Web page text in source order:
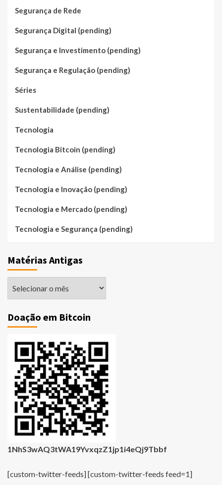
Segurança de Rede
Segurança Digital (pending)
Segurança e Investimento (pending)
Segurança e Regulação (pending)
Séries
Sustentabilidade (pending)
Tecnologia
Tecnologia Bitcoin (pending)
Tecnologia e Análise (pending)
Tecnologia e Inovação (pending)
Tecnologia e Mercado (pending)
Tecnologia e Segurança (pending)
Matérias Antigas
Doação em Bitcoin
1NhS3wAQ3tWA19YvxqzZ1jp1i4eQj9Tbbf
[custom-twitter-feeds] [custom-twitter-feeds feed=1]